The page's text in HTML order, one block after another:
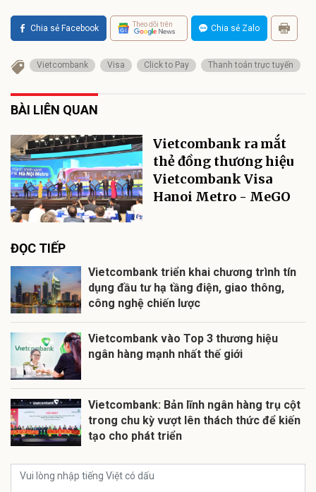
Chia sẻ Facebook Theo dõi trên Chia sẻ Zalo
Vietcombank Visa Click to Pay Thanh toán trực tuyến
BÀI LIÊN QUAN
Vietcombank ra mắt
thẻ đồng thương hiệu
Vietcombank Visa
Hanoi Metro - MeGO
ĐỌC TIẾP
Vietcombank triển khai chương trình tín
dụng đầu tư hạ tầng điện, giao thông,
công nghệ chiến lược
Vietcombank vào Top 3 thương hiệu
ngân hàng mạnh nhất thế giới
Vietcombank: Bản lĩnh ngân hàng trụ cột
trong chu kỳ vượt lên thách thức để kiến
tạo cho phát triển